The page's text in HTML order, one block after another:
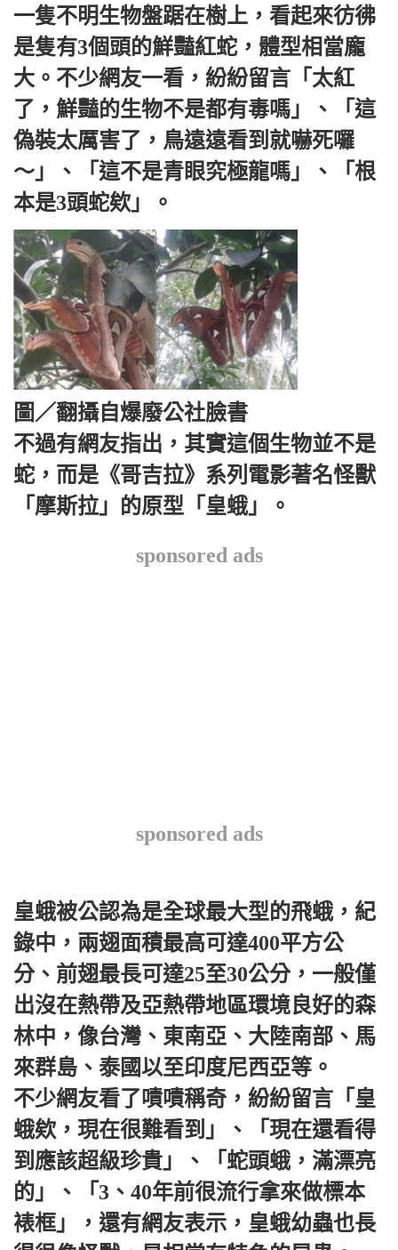
一隻不明生物盤踞在樹上，看起來彷彿
是隻有3個頭的鮮豔紅蛇，體型相當龐
大。不少網友一看，紛紛留言「太紅
了，鮮豔的生物不是都有毒嗎」、「這
偽裝太厲害了，鳥遠遠看到就嚇死囉
～」、「這不是青眼究極龍嗎」、「根
本是3頭蛇欸」。
圖／翻攝自爆廢公社臉書
不過有網友指出，其實這個生物並不是
蛇，而是《哥吉拉》系列電影著名怪獸
「摩斯拉」的原型「皇蛾」。
sponsored ads
sponsored ads
皇蛾被公認為是全球最大型的飛蛾，紀
錄中，兩翅面積最高可達400平方公
分、前翅最長可達25至30公分，一般僅
出沒在熱帶及亞熱帶地區環境良好的森
林中，像台灣、東南亞、大陸南部、馬
來群島、泰國以至印度尼西亞等。
不少網友看了嘖嘖稱奇，紛紛留言「皇
蛾欸，現在很難看到」、「現在還看得
到應該超級珍貴」、「蛇頭蛾，滿漂亮
的」、「3、40年前很流行拿來做標本
裱框」，還有網友表示，皇蛾幼蟲也長